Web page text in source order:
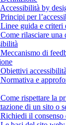
by
per
guida e criteri
rilasciare una
di
accessibilità
e
rispettare la
di un sito o
il consenso